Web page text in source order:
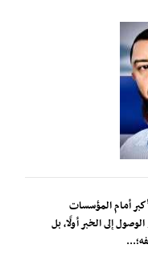
أمام المؤسسات
إلى الخبر أولًا، بل